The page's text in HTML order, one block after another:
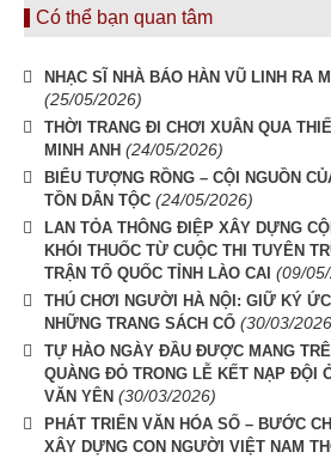
Có thể bạn quan tâm
NHẠC SĨ NHÀ BÁO HÀN VŨ LINH RA
(25/05/2026)
THỜI TRANG ĐI CHƠI XUÂN QUA
MINH ANH (24/05/2026)
BIỂU TƯỢNG RỒNG – CỘI NGUỒN
TỒN DÂN TỘC (24/05/2026)
LAN TỎA THÔNG ĐIỆP XÂY DỰNG
KHÓI THUỐC TỪ CUỘC THI TUYÊN
TRẬN TỔ QUỐC TỈNH LÀO CAI (09/
THÚ CHƠI NGƯỜI HÀ NỘI: GIỮ KÝ
NHỮNG TRANG SÁCH CỔ (30/03/
TỰ HÀO NGÀY ĐẦU ĐƯỢC MANG
QUÀNG ĐỎ TRONG LỄ KẾT NẠP ĐỘI
VĂN YÊN (30/03/2026)
PHÁT TRIỂN VĂN HÓA SỐ – BƯỚC
XÂY DỰNG CON NGƯỜI VIỆT NAM